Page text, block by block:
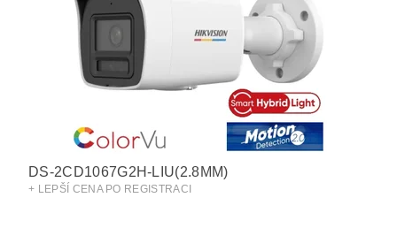
DS-2CD1067G2H-LIU(2.8MM)
+ LEPŠÍ CENA PO REGISTRACI